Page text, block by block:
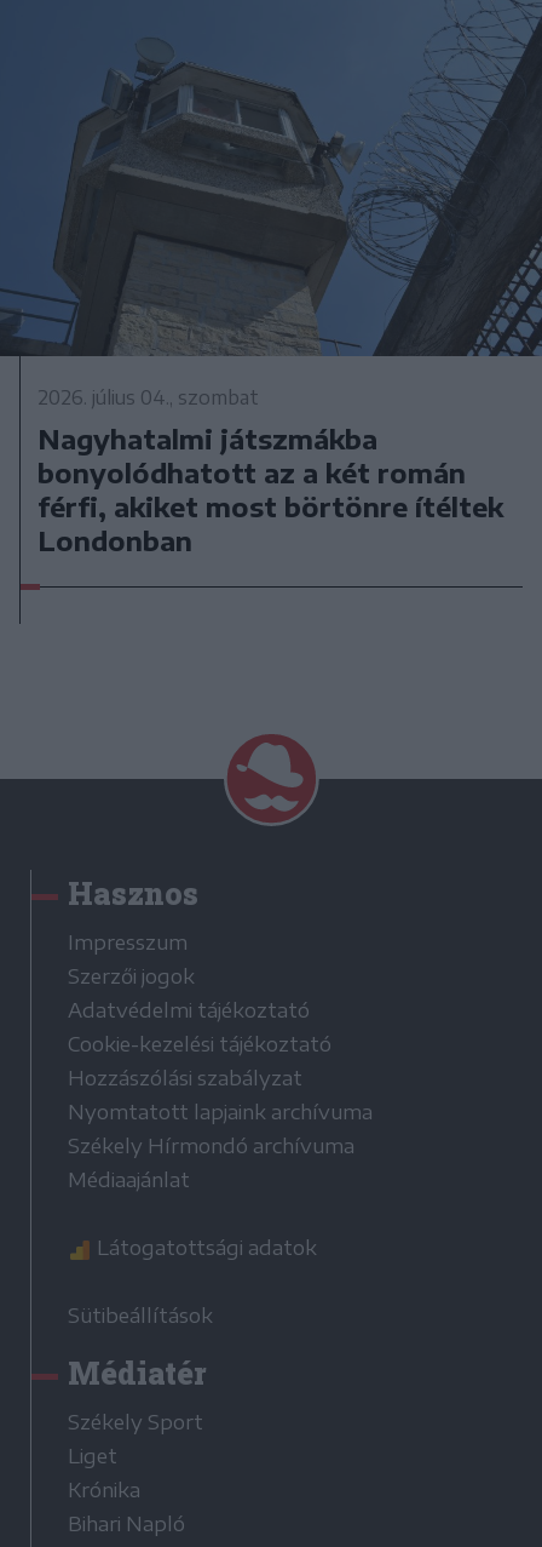
2026. július 04., szombat
Nagyhatalmi játszmákba
bonyolódhatott az a két román
férfi, akiket most börtönre ítéltek
Londonban
Hasznos
Impresszum
Szerzői jogok
Adatvédelmi tájékoztató
Cookie-kezelési tájékoztató
Hozzászólási szabályzat
Nyomtatott lapjaink archívuma
Székely Hírmondó archívuma
Médiaajánlat
Látogatottsági adatok
Sütibeállítások
Médiatér
Székely Sport
Liget
Krónika
Bihari Napló